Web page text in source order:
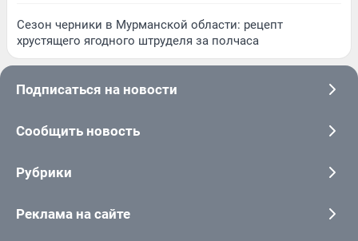
Сезон черники в Мурманской области: рецепт
хрустящего ягодного штруделя за полчаса
Подписаться на новости
Сообщить новость
Рубрики
Реклама на сайте